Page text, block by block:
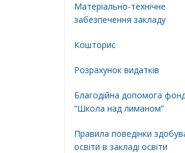
Матеріально-технічне
забезпечення закладу
Кошторис
Розрахунок видатків
Благодійна допомога
“Школа над лиманом”
Правила поведінки
освіти в закладі освіти